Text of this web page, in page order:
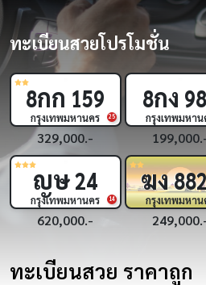
ทะเบียนสวยโปรโมชั่น
24
ฆส 86
กรุงเทพมหานคร
329,000.-
10
6กข1
กรุงเทพมหานคร
450,000.-
3กพ
กรุงเทพมหาน
5กฎ
กรุงเทพมหาน
ทะเบียนสวย ราคาถูก